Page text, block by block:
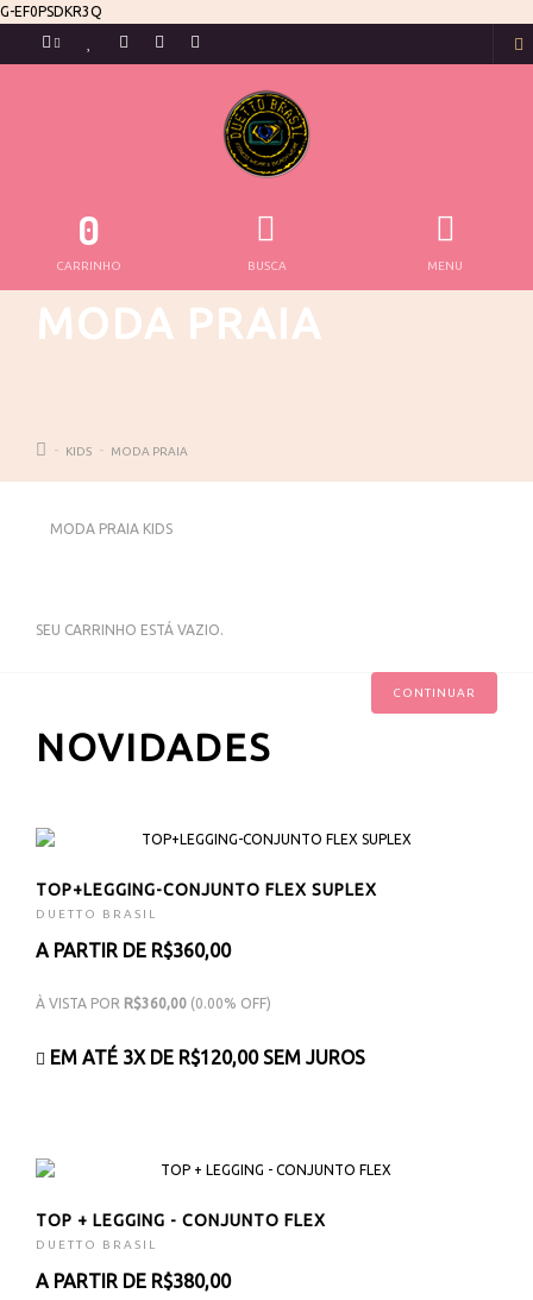
G-EF0PSDKR3Q
MENU
BUSCA
0
CARRINHO
MODA PRAIA
KIDS MODA PRAIA
MODA PRAIA KIDS
SEU CARRINHO ESTÁ VAZIO.
CONTINUAR
NOVIDADES
TOP+LEGGING-CONJUNTO FLEX SUPLEX
DUETTO BRASIL
A PARTIR DE R$360,00
À VISTA POR R$360,00 (0.00% OFF)
EM ATÉ 3X DE R$120,00SEM JUROS
TOP + LEGGING - CONJUNTO FLEX
DUETTO BRASIL
A PARTIR DE R$380,00